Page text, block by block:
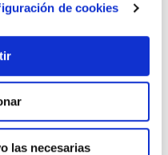
de cookies
las necesarias
€